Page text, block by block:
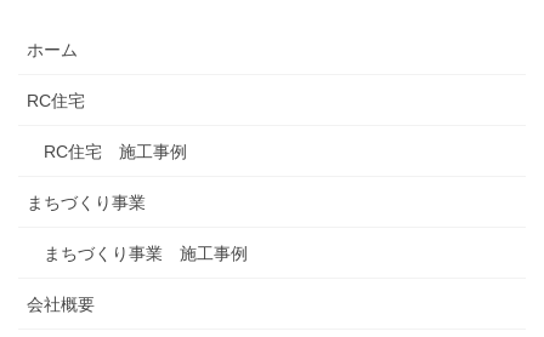
ホーム
RC住宅
RC住宅 施工事例
まちづくり事業
まちづくり事業 施工事例
会社概要